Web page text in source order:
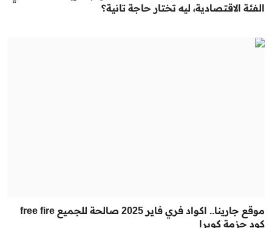
الفئة الاقتصادية، ليه تختار حاجة تانية؟
موقع جارينا.. اكواد فري فاير 2025 صالحة للجميع free fire
كود حزمة كوبرا